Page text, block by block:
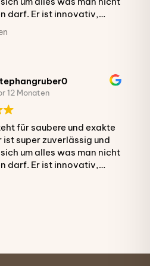
darf. Er ist innovativ,
und steht zu seinem
ihn 100%ig weiter
12 Monaten
für saubere und exakte
ist super zuverlässig und
um alles was man nicht
darf. Er ist innovativ,